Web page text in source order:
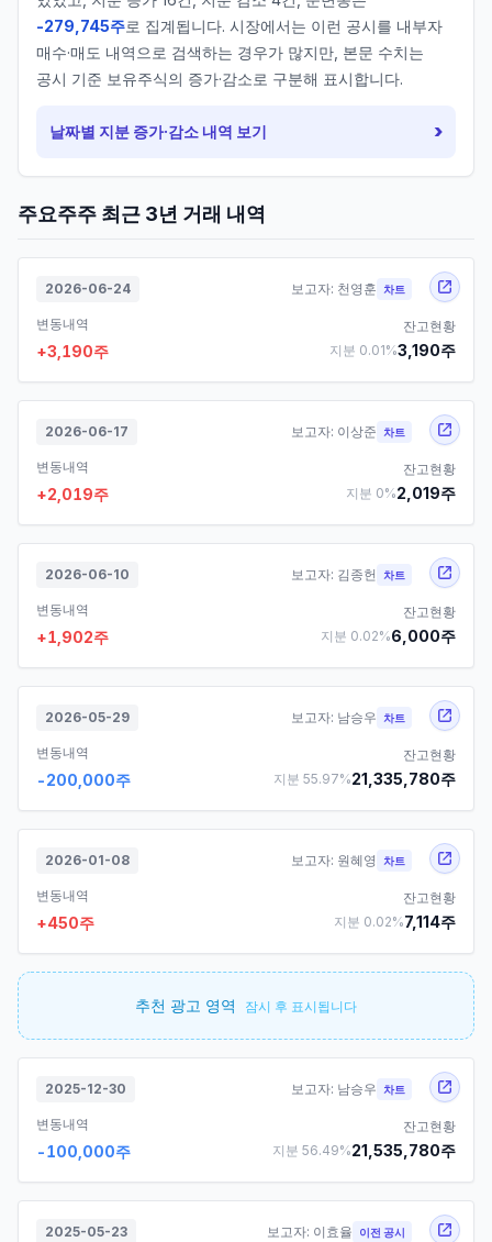
-279,745주로 집계됩니다. 시장에서는 이런 공시를 내부자
매수·매도 내역으로 검색하는 경우가 많지만, 본문 수치는
공시 기준 보유주식의 증가·감소로 구분해 표시합니다.
날짜별 지분 증가·감소 내역 보기 ›
주요주주 최근 3년 거래 내역
2026-06-24 보고자: 천영훈 차트
변동내역
+3,190주
잔고현황
지분 0.01%3,190주
2026-06-17 보고자: 이상준 차트
변동내역
+2,019주
잔고현황
지분 0%2,019주
2026-06-10 보고자: 김종헌 차트
변동내역
+1,902주
잔고현황
지분 0.02%6,000주
2026-05-29 보고자: 남승우 차트
변동내역
-200,000주
잔고현황
지분 55.97%21,335,780주
2026-01-08 보고자: 원혜영 차트
변동내역
+450주
잔고현황
지분 0.02%7,114주
추천 광고 영역 잠시 후 표시됩니다
2025-12-30 보고자: 남승우 차트
변동내역
-100,000주
잔고현황
지분 56.49%21,535,780주
2025-05-23 보고자: 이효율 이전 공시